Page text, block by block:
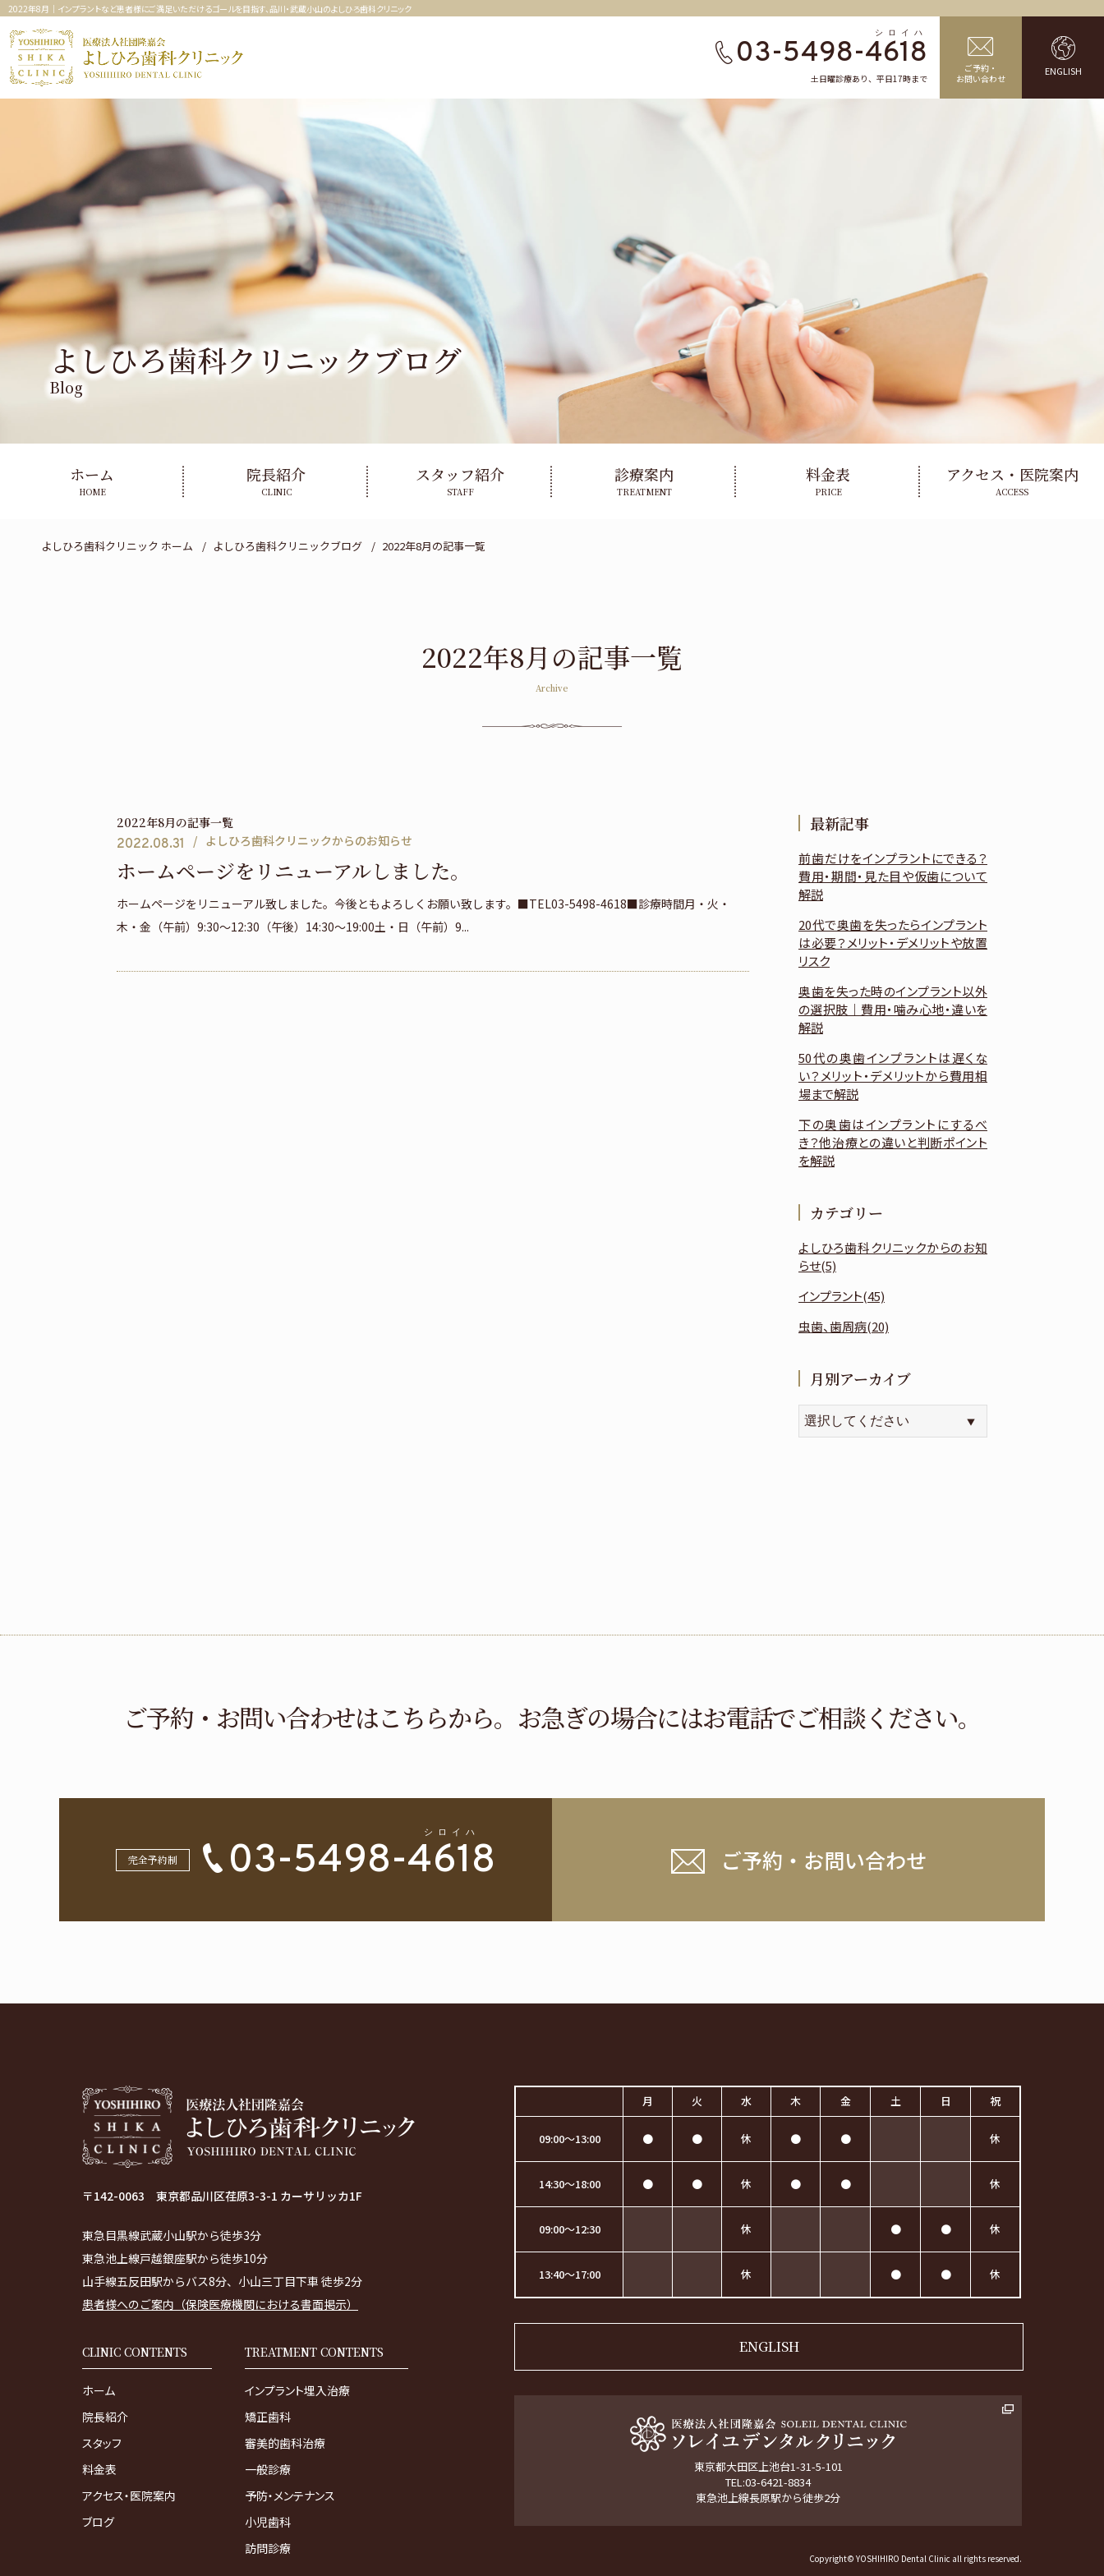
2022年8月｜インプラントなど患者様にご満足いただけるゴールを目指す、品川・武蔵小山のよしひろ歯科クリニック
03-5498-4618
土日曜診療あり、平日17時まで
ご予約・
お問い合わせ
ENGLISH
よしひろ歯科クリニックブログ
Blog
ホーム
HOME
院長紹介
CLINIC
スタッフ紹介
STAFF
診療案内
TREATMENT
料金表
PRICE
アクセス・医院案内
ACCESS
よしひろ歯科クリニック ホーム よしひろ歯科クリニックブログ 2022年8月の記事一覧
2022年8月の記事一覧
Archive
2022年8月の記事一覧
2022.08.31
よしひろ歯科クリニックからのお知らせ
ホームページをリニューアルしました。
ホームページをリニューアル致しました。今後ともよろしくお願い致します。■TEL03-5498-4618■診療時間月・火・
木・金（午前）9:30～12:30（午後）14:30～19:00土・日（午前）9...
最新記事
前歯だけをインプラントにできる？
費用・期間・見た目や仮歯について
解説
20代で奥歯を失ったらインプラント
は必要？メリット・デメリットや放置
リスク
奥歯を失った時のインプラント以外
の選択肢｜費用・噛み心地・違いを
解説
50代の奥歯インプラントは遅くな
い？メリット・デメリットから費用相
場まで解説
下の奥歯はインプラントにするべ
き？他治療との違いと判断ポイント
を解説
カテゴリー
よしひろ歯科クリニックからのお知
らせ(5)
インプラント(45)
虫歯、歯周病(20)
月別アーカイブ
ご予約・お問い合わせはこちらから。 お急ぎの場合にはお電話でご相談ください。
完全予約制 03-5498-4618 ご予約・お問い合わせ
〒142-0063 東京都品川区荏原3-3-1 カーサリッカ1F
東急目黒線武蔵小山駅から徒歩3分
東急池上線戸越銀座駅から徒歩10分
山手線五反田駅からバス8分、小山三丁目下車 徒歩2分
患者様へのご案内（保険医療機関における書面掲示）
CLINIC CONTENTS
ホーム
院長紹介
スタッフ
料金表
アクセス・医院案内
ブログ
TREATMENT CONTENTS
インプラント埋入治療
矯正歯科
審美的歯科治療
一般診療
予防・メンテナンス
小児歯科
訪問診療
月 火 水 木 金 土 日 祝
09:00～13:00 ● ● 休 ● ● 休
14:30～18:00 ● ● 休 ● ● 休
09:00～12:30 休 ● ● 休
13:40～17:00 休 ● ● 休
ENGLISH
東京都大田区上池台1-31-5-101
TEL:03-6421-8834
東急池上線長原駅から徒歩2分
Copyright© YOSHIHIRO Dental Clinic all rights reserved.